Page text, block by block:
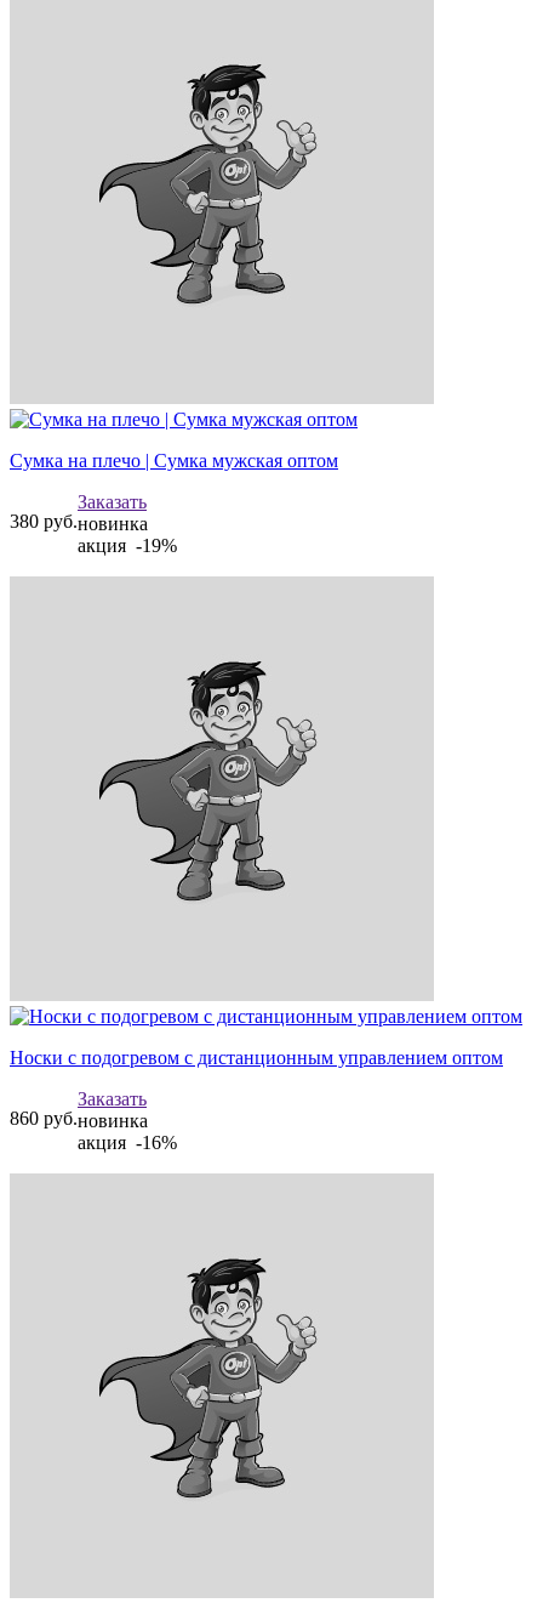
Сумка на плечо | Сумка мужская оптом
380 руб.
Заказать
новинка
акция -19%
Носки с подогревом с дистанционным управлением оптом
860 руб.
Заказать
новинка
акция -16%